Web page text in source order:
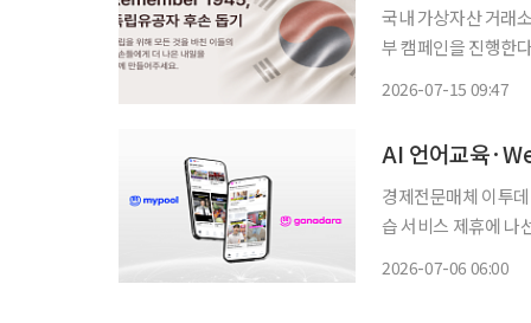
국내 가상자산 거래
부 캠페인을 진행한다. 코빗은 대한적십자사와 업무협약(MOU)을 체결하고 ‘독립유
2026-07-15 09:47
AI 언어교육
경제전문매체 이투
습 서비스 제휴에 나선다. 이번 협약에 따라 이투데이는 국내 독자에게 이카
2026-07-06 06:00